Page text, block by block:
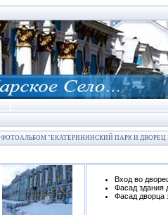
ФОТОАЛЬБОМ "ЕКАТЕРИНИНСКИЙ ПАРК И ДВОРЕЦ
Вход во
Фасад здания
Фасад дворца